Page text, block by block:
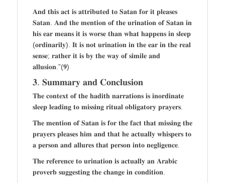
𝐀𝐧𝐝 𝐭𝐡𝐢𝐬 𝐚𝐜𝐭 𝐢𝐬 𝐚𝐭𝐭𝐫𝐢𝐛𝐮𝐭𝐞𝐝 𝐭𝐨 𝐒𝐚𝐭𝐚𝐧 𝐟𝐨𝐫 𝐢𝐭 𝐩𝐥𝐞𝐚𝐬𝐞𝐬
𝐒𝐚𝐭𝐚𝐧. 𝐀𝐧𝐝 𝐭𝐡𝐞 𝐦𝐞𝐧𝐭𝐢𝐨𝐧 𝐨𝐟 𝐭𝐡𝐞 𝐮𝐫𝐢𝐧𝐚𝐭𝐢𝐨𝐧 𝐨𝐟 𝐒𝐚𝐭𝐚𝐧 𝐢𝐧
𝐡𝐢𝐬 𝐞𝐚𝐫 𝐦𝐞𝐚𝐧𝐬 𝐢𝐭 𝐢𝐬 𝐰𝐨𝐫𝐬𝐞 𝐭𝐡𝐚𝐧 𝐰𝐡𝐚𝐭 𝐡𝐚𝐩𝐩𝐞𝐧𝐬 𝐢𝐧 𝐬𝐥𝐞𝐞𝐩
(𝐨𝐫𝐝𝐢𝐧𝐚𝐫𝐢𝐥𝐲). 𝐈𝐭 𝐢𝐬 𝐧𝐨𝐭 𝐮𝐫𝐢𝐧𝐚𝐭𝐢𝐨𝐧 𝐢𝐧 𝐭𝐡𝐞 𝐞𝐚𝐫 𝐢𝐧 𝐭𝐡𝐞 𝐫𝐞𝐚𝐥
𝐬𝐞𝐧𝐬𝐞; 𝐫𝐚𝐭𝐡𝐞𝐫 𝐢𝐭 𝐢𝐬 𝐛𝐲 𝐭𝐡𝐞 𝐰𝐚𝐲 𝐨𝐟 𝐬𝐢𝐦𝐢𝐥𝐞 𝐚𝐧𝐝
𝐚𝐥𝐥𝐮𝐬𝐢𝐨𝐧.”(𝟗)
𝟑. 𝐒𝐮𝐦𝐦𝐚𝐫𝐲 𝐚𝐧𝐝 𝐂𝐨𝐧𝐜𝐥𝐮𝐬𝐢𝐨𝐧
𝐓𝐡𝐞 𝐜𝐨𝐧𝐭𝐞𝐱𝐭 𝐨𝐟 𝐭𝐡𝐞 𝐡𝐚𝐝𝐢𝐭𝐡 𝐧𝐚𝐫𝐫𝐚𝐭𝐢𝐨𝐧𝐬 𝐢𝐬 𝐢𝐧𝐨𝐫𝐝𝐢𝐧𝐚𝐭𝐞
𝐬𝐥𝐞𝐞𝐩 𝐥𝐞𝐚𝐝𝐢𝐧𝐠 𝐭𝐨 𝐦𝐢𝐬𝐬𝐢𝐧𝐠 𝐫𝐢𝐭𝐮𝐚𝐥 𝐨𝐛𝐥𝐢𝐠𝐚𝐭𝐨𝐫𝐲 𝐩𝐫𝐚𝐲𝐞𝐫𝐬.
𝐓𝐡𝐞 𝐦𝐞𝐧𝐭𝐢𝐨𝐧 𝐨𝐟 𝐒𝐚𝐭𝐚𝐧 𝐢𝐬 𝐟𝐨𝐫 𝐭𝐡𝐞 𝐟𝐚𝐜𝐭 𝐭𝐡𝐚𝐭 𝐦𝐢𝐬𝐬𝐢𝐧𝐠 𝐭𝐡𝐞
𝐩𝐫𝐚𝐲𝐞𝐫𝐬 𝐩𝐥𝐞𝐚𝐬𝐞𝐬 𝐡𝐢𝐦 𝐚𝐧𝐝 𝐭𝐡𝐚𝐭 𝐡𝐞 𝐚𝐜𝐭𝐮𝐚𝐥𝐥𝐲 𝐰𝐡𝐢𝐬𝐩𝐞𝐫𝐬 𝐭𝐨
𝐚 𝐩𝐞𝐫𝐬𝐨𝐧 𝐚𝐧𝐝 𝐚𝐥𝐥𝐮𝐫𝐞𝐬 𝐭𝐡𝐚𝐭 𝐩𝐞𝐫𝐬𝐨𝐧 𝐢𝐧𝐭𝐨 𝐧𝐞𝐠𝐥𝐢𝐠𝐞𝐧𝐜𝐞.
𝐓𝐡𝐞 𝐫𝐞𝐟𝐞𝐫𝐞𝐧𝐜𝐞 𝐭𝐨 𝐮𝐫𝐢𝐧𝐚𝐭𝐢𝐨𝐧 𝐢𝐬 𝐚𝐜𝐭𝐮𝐚𝐥𝐥𝐲 𝐚𝐧 𝐀𝐫𝐚𝐛𝐢𝐜
𝐩𝐫𝐨𝐯𝐞𝐫𝐛 𝐬𝐮𝐠𝐠𝐞𝐬𝐭𝐢𝐧𝐠 𝐭𝐡𝐞 𝐜𝐡𝐚𝐧𝐠𝐞 𝐢𝐧 𝐜𝐨𝐧𝐝𝐢𝐭𝐢𝐨𝐧.